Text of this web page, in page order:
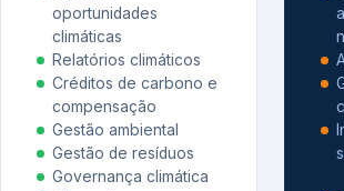
oportunidades
climáticas
Relatórios climáticos
Créditos de carbono e
compensação
Gestão ambiental
Gestão de resíduos
Governança climática